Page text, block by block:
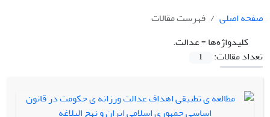
صفحه اصلی
فهرست مقالات
کلیدواژه‌ها =عدالت.
تعداد مقالات:
1